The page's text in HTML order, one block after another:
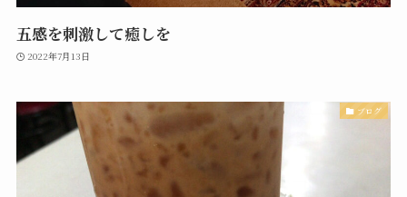
五感を刺激して癒しを
2022年7月13日
ブログ